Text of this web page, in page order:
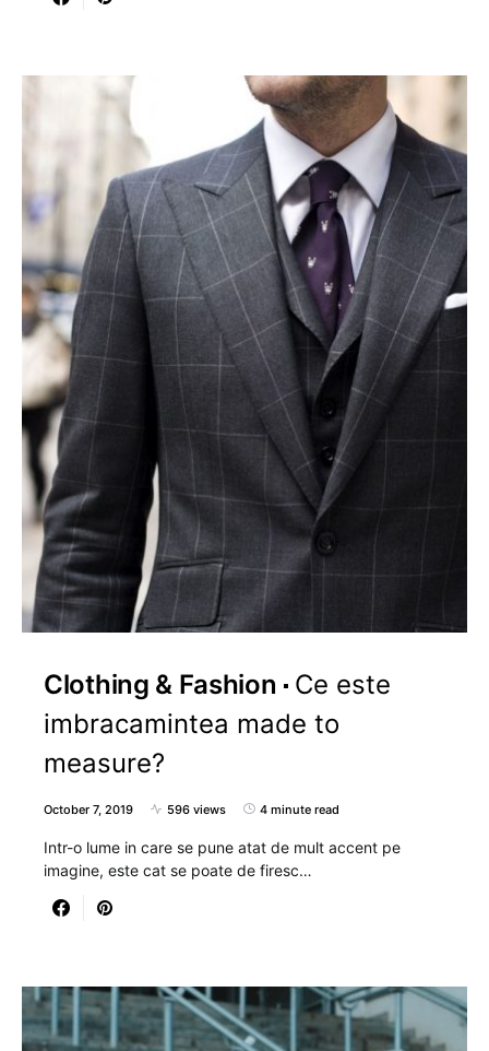
Clothing & Fashion
Ce este
imbracamintea made to
measure?
October 7, 2019 596 views 4 minute read
Intr-o lume in care se pune atat de mult accent pe
imagine, este cat se poate de firesc…